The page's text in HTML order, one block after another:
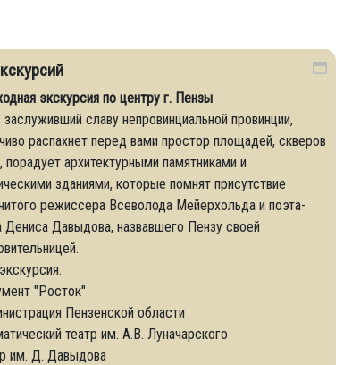
экскурсия по центру г. Пензы
заслуживший славу непровинциальной провинции,
распахнет перед вами простор площадей, скверов
порадует архитектурными памятниками и
зданиями, которые помнят присутствие
режиссера Всеволода Мейерхольда и поэта-
Дениса Давыдова, назвавшего Пензу своей
"Росток"
Пензенской области
театр им. А.В. Луначарского
им. Д. Давыдова